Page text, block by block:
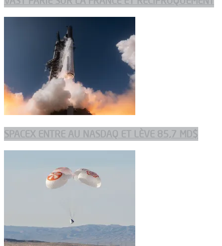
SPACEX ENTRE AU NASDAQ ET LÈVE 85,7 MD$